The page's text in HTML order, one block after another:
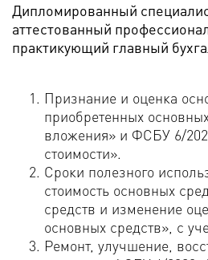
Дипломированный
аттестованный
практикующий главный
Признание и оценка
приобретенных
вложения» и ФСБУ 6/
стоимости».
Сроки полезного
стоимость основных
средств и изменение
основных средств», с
Ремонт, улучшение,